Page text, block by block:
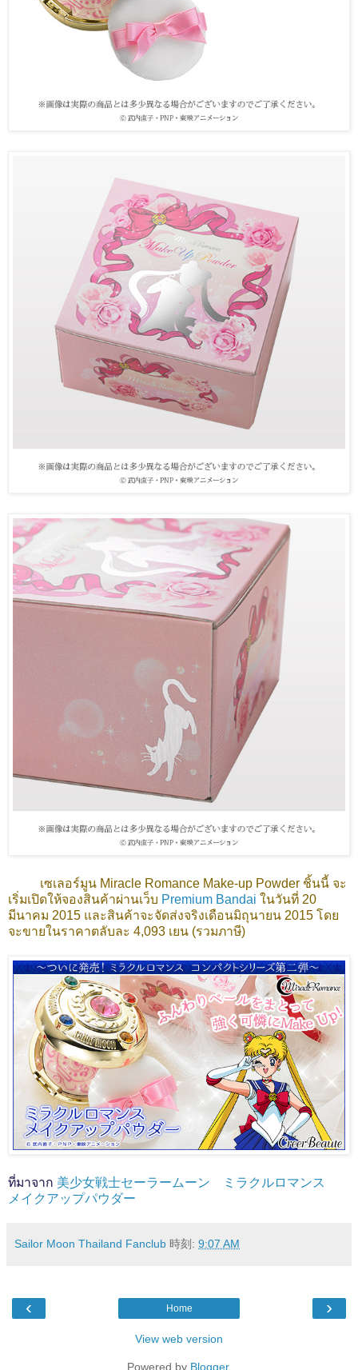
เซเลอร์มูน Miracle Romance Make-up Powder ชิ้นนี้ จะ
เริ่มเปิดให้จองสินค้าผ่านเว็บ Premium Bandai ในวันที่ 20
มีนาคม 2015 และสินค้าจะจัดส่งจริงเดือนมิถุนายน 2015 โดย
จะขายในราคาตลับละ 4,093 เยน (รวมภาษี)
ที่มาจาก 美少女戦士セーラームーン ミラクルロマンス
メイクアップパウダー
Sailor Moon Thailand Fanclub 時刻: 9:07 AM
‹ ›
Home
View web version
Powered by Blogger.